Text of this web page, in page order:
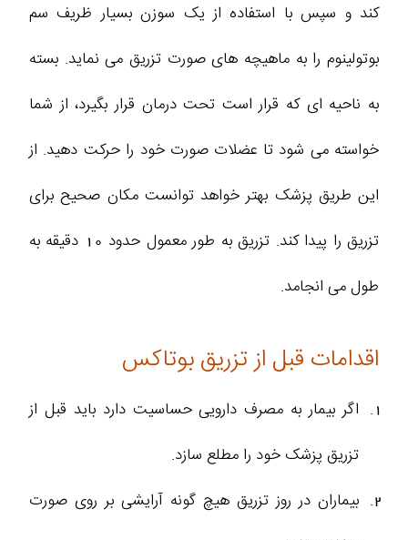
کند و سپس با استفاده از یک سوزن بسیار ظریف سم
بوتولینوم را به ماهیچه های صورت تزریق می نماید. بسته
به ناحیه ای که قرار است تحت درمان قرار بگیرد، از شما
خواسته می شود تا عضلات صورت خود را حرکت دهید. از
این طریق پزشک بهتر خواهد توانست مکان صحیح برای
تزریق را پیدا کند. تزریق به طور معمول حدود 10 دقیقه به
طول می انجامد.
اقدامات قبل از تزریق بوتاکس
اگر بیمار به مصرف دارویی حساسیت دارد باید قبل از
تزریق پزشک خود را مطلع سازد.
بیماران در روز تزریق هیچ گونه آرایشی بر روی صورت